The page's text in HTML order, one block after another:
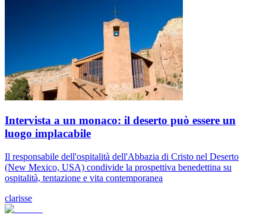
Intervista a un monaco: il deserto può essere un
luogo implacabile
Il responsabile dell'ospitalità dell'Abbazia di Cristo nel Deserto
(New Mexico, USA) condivide la prospettiva benedettina su
ospitalità, tentazione e vita contemporanea
clarisse